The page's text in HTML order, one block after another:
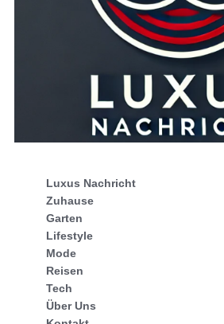
Luxus Nachricht
Zuhause
Garten
Lifestyle
Mode
Reisen
Tech
Über Uns